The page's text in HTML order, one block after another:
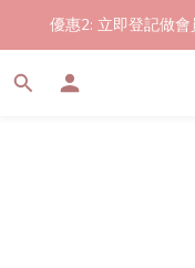
2件起包郵!(反
優惠2: 立即登記做
2件起包郵!(